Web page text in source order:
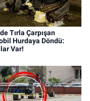
Tırla Çarpışan
Hurdaya Döndü:
Var!